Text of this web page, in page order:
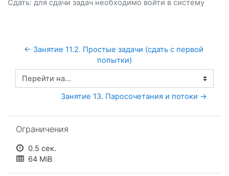
Сдать: для сдачи задач необходимо войти в систему
← Занятие 11.2. Простые задачи (сдать с первой
попытки)
Перейти на...
Занятие 13. Паросочетания и потоки →
Ограничения
0.5 сек.
64 MiB